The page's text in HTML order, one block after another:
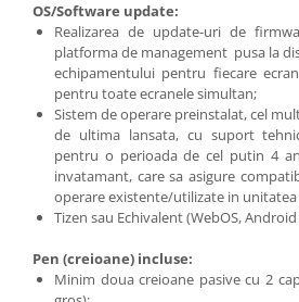
OS/Software update:
Realizarea de update-uri de
platforma de management pusa la
echipamentului pentru fiecare
pentru toate ecranele simultan;
Sistem de operare preinstalat, cel
de ultima lansata, cu suport
pentru o perioada de cel putin 4
invatamant, care sa asigure
operare existente/utilizate in
Tizen sau Echivalent (WebOS,
Pen (creioane) incluse:
Minim doua creioane pasive cu 2